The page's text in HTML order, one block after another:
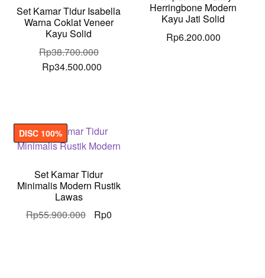
Set Kamar Tidur Isabella
Warna Coklat Veneer
Kayu Solid
Rp38.700.000
Original
Rp34.500.000Current
Herringbone Modern
Kayu Jati Solid
Rp6.200.000
Set Kamar Tidur
Minimalis Modern Rustik
Lawas
DISC 100%
Rp55.900.000
Original
Rp0Current